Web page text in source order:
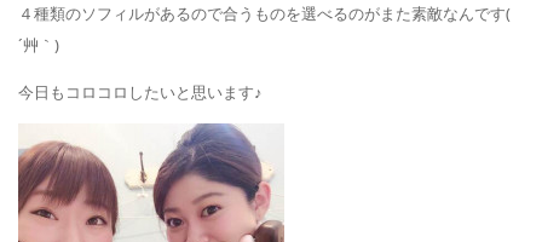
４種類のソフィルがあるので合うものを選べるのがまた素敵なんです(
´艸｀)
今日もコロコロしたいと思います♪